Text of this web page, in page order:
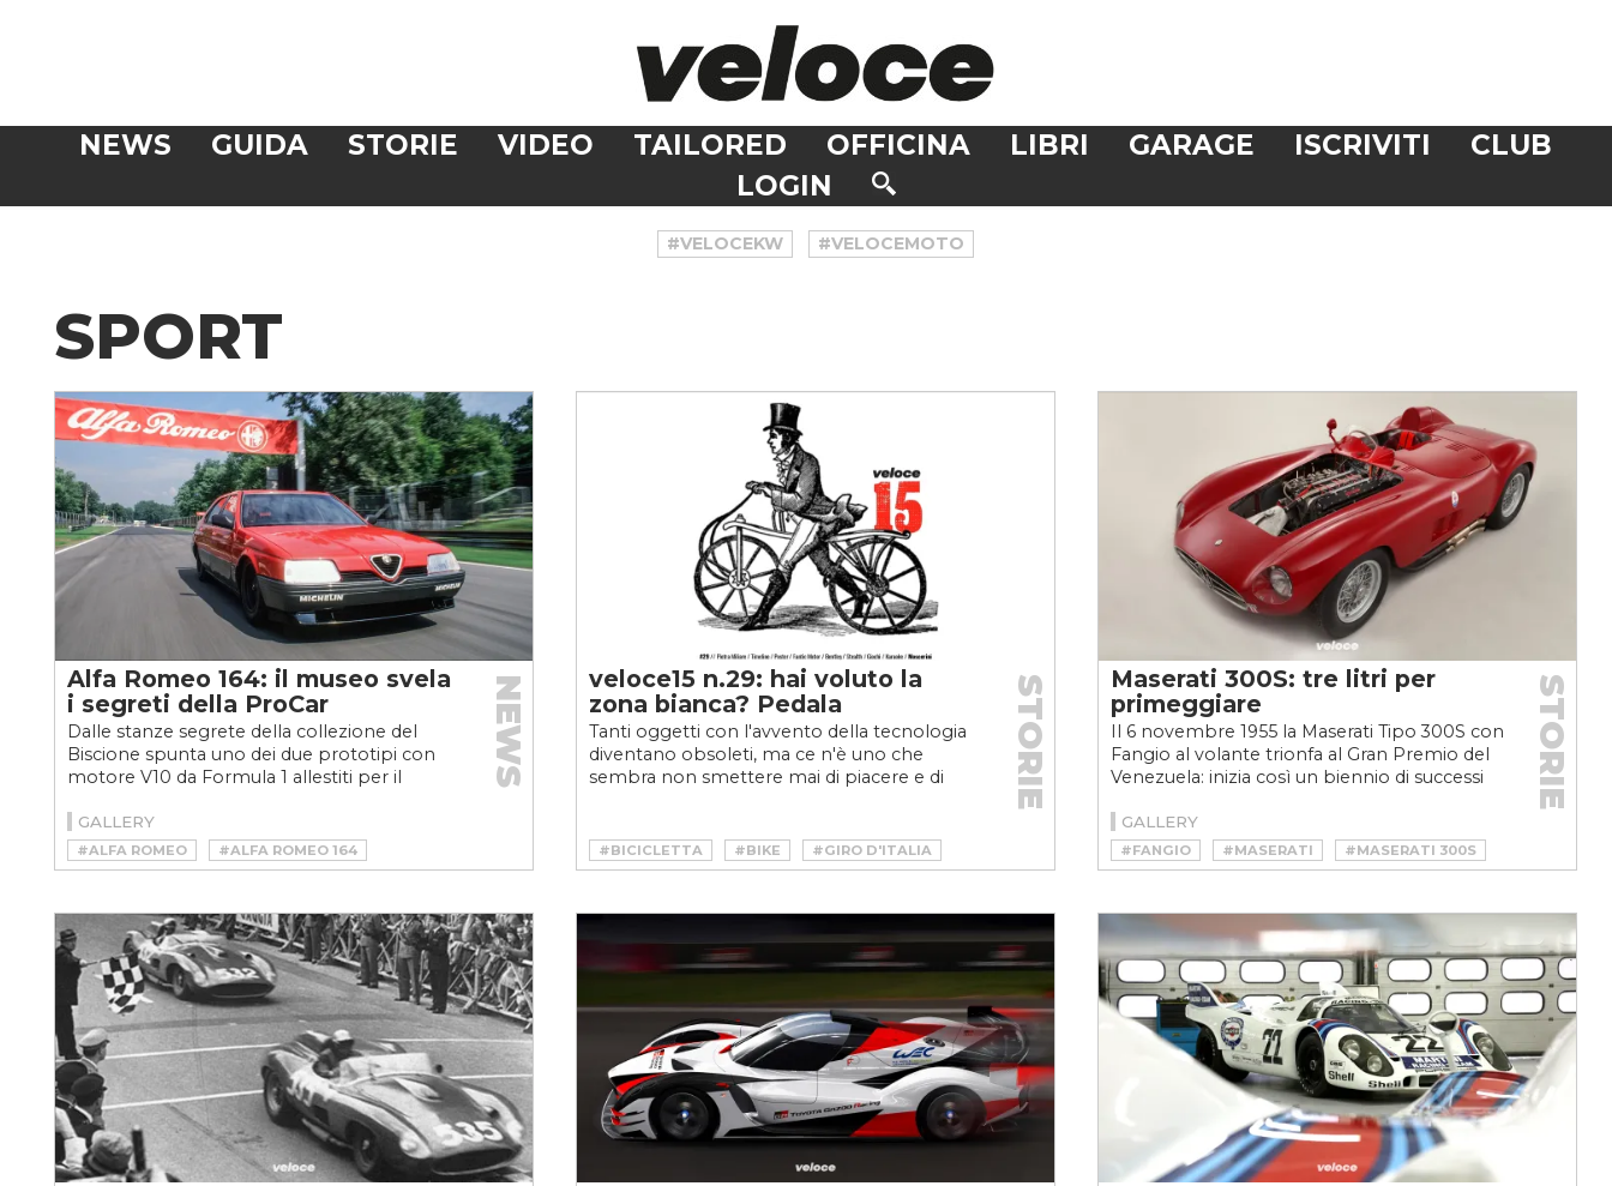
NEWS GUIDA STORIE VIDEO TAILORED OFFICINA LIBRI GARAGE ISCRIVITI
CLUB
LOGIN
#VELOCEKW #VELOCEMOTO
SPORT
Alfa Romeo 164: il museo svela
i segreti della ProCar
Dalle stanze segrete della collezione del
Biscione spunta uno dei due prototipi con
motore V10 da Formula 1 allestiti per il
NEWS
GALLERY
#ALFA ROMEO
#ALFA ROMEO 164
#SPORT
veloce15 n.29: hai voluto la
zona bianca? Pedala
Tanti oggetti con l'avvento della tecnologia
diventano obsoleti, ma ce n'è uno che
sembra non smettere mai di piacere e di
STORIE
#BICICLETTA #BIKE
#GIRO D'ITALIA
#MICROMOBILITÀ
Maserati 300S: tre litri per
primeggiare
Il 6 novembre 1955 la Maserati Tipo 300S con
Fangio al volante trionfa al Gran Premio del
Venezuela: inizia così un biennio di successi
STORIE
GALLERY
#FANGIO #MASERATI
#MASERATI 300S
#MOTORSPORT
#NÜRBURGRING
#STIRLING MOSS